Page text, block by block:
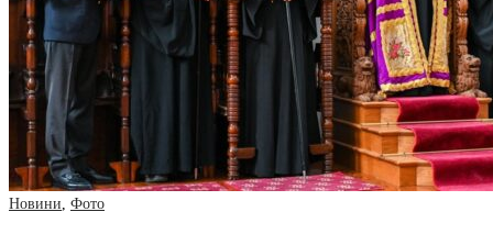
Новини, Фото